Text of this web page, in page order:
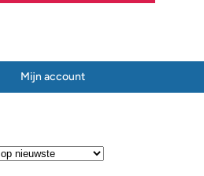
Mijn account